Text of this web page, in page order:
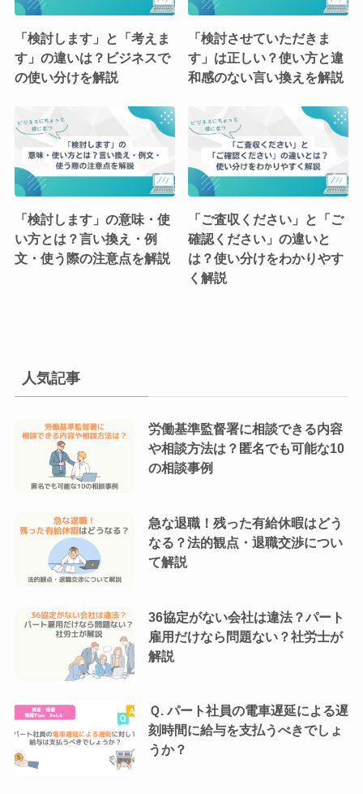
「検討します」と「考えま
す」の違いは？ビジネスで
の使い分けを解説
「検討させていただきま
す」は正しい？使い方と違
和感のない言い換えを解説
「検討します」の意味・使
い方とは？言い換え・例
文・使う際の注意点を解説
「ご査収ください」と「ご
確認ください」の違いと
は？使い分けをわかりやす
く解説
人気記事
労働基準監督署に相談できる内容
や相談方法は？匿名でも可能な10
の相談事例
急な退職！残った有給休暇はどう
なる？法的観点・退職交渉につい
て解説
36協定がない会社は違法？パート
雇用だけなら問題ない？社労士が
解説
Ｑ. パート社員の電車遅延による遅
刻時間に給与を支払うべきでしょ
うか？